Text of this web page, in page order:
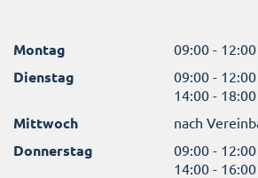
Montag 09:00 -
Dienstag
09:00 -
14:00 -
Mittwoch nach
Donnerstag
09:00 -
14:00 -